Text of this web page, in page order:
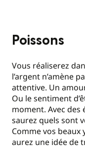
Poissons
Vous réaliserez
l’argent n’amène
attentive. Un
Ou le sentiment
moment. Avec des
saurez quels sont
Comme vos beaux
aurez une idée de